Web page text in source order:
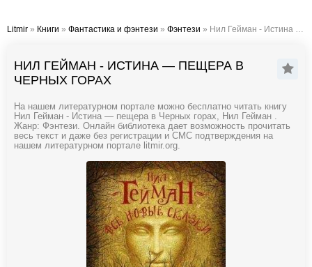
Litmir » Книги » Фантастика и фэнтези » Фэнтези » Нил Гейман - Истина — пещера в Черных горах
НИЛ ГЕЙМАН - ИСТИНА — ПЕЩЕРА В
ЧЕРНЫХ ГОРАХ
На нашем литературном портале можно бесплатно читать книгу
Нил Гейман - Истина — пещера в Черных горах, Нил Гейман .
Жанр: Фэнтези. Онлайн библиотека дает возможность прочитать
весь текст и даже без регистрации и СМС подтверждения на
нашем литературном портале litmir.org.